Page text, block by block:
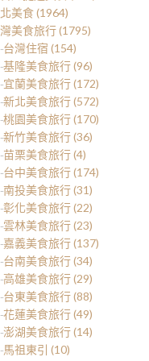
美食 (1964)
美食旅行 (1795)
台灣住宿 (154)
基隆美食旅行 (96)
宜蘭美食旅行 (172)
新北美食旅行 (572)
桃園美食旅行 (170)
新竹美食旅行 (36)
苗栗美食旅行 (4)
台中美食旅行 (174)
南投美食旅行 (31)
彰化美食旅行 (22)
雲林美食旅行 (23)
嘉義美食旅行 (137)
台南美食旅行 (34)
高雄美食旅行 (29)
台東美食旅行 (88)
花蓮美食旅行 (49)
澎湖美食旅行 (14)
馬祖東引 (10)